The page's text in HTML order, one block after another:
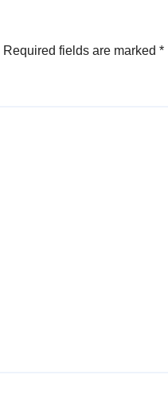
Required fields are marked *